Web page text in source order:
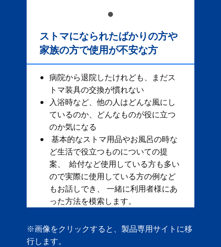
ストマになられたばかりの方や
家族の方で使用が不安な方
病院から退院したけれども、まだス
トマ装具の交換が慣れない
入浴時など、他の人はどんな風にし
ているのか、どんなものが役に立つ
のか気になる
基本的なストマ用品やお風呂の時な
ど生活で役立つものについての提
案、 給付など使用している方も多い
ので実際に使用している方の例など
もお話しでき、 一緒に利用者様にあ
った方法を模索します。
※画像をクリックすると、製品専用サイトに移
行します。